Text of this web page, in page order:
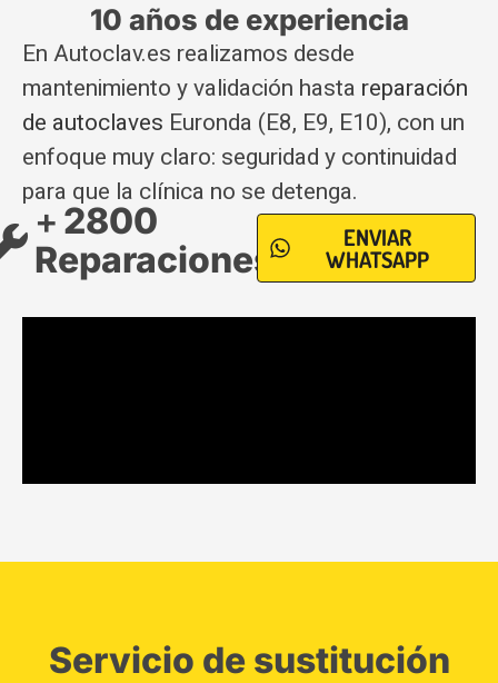
10 años de experiencia
En Autoclav.es realizamos desde
mantenimiento y validación hasta reparación
de autoclaves Euronda (E8, E9, E10), con un
enfoque muy claro: seguridad y continuidad
para que la clínica no se detenga.
+ 2800
Reparaciones
ENVIAR
WHATSAPP
Servicio de sustitución